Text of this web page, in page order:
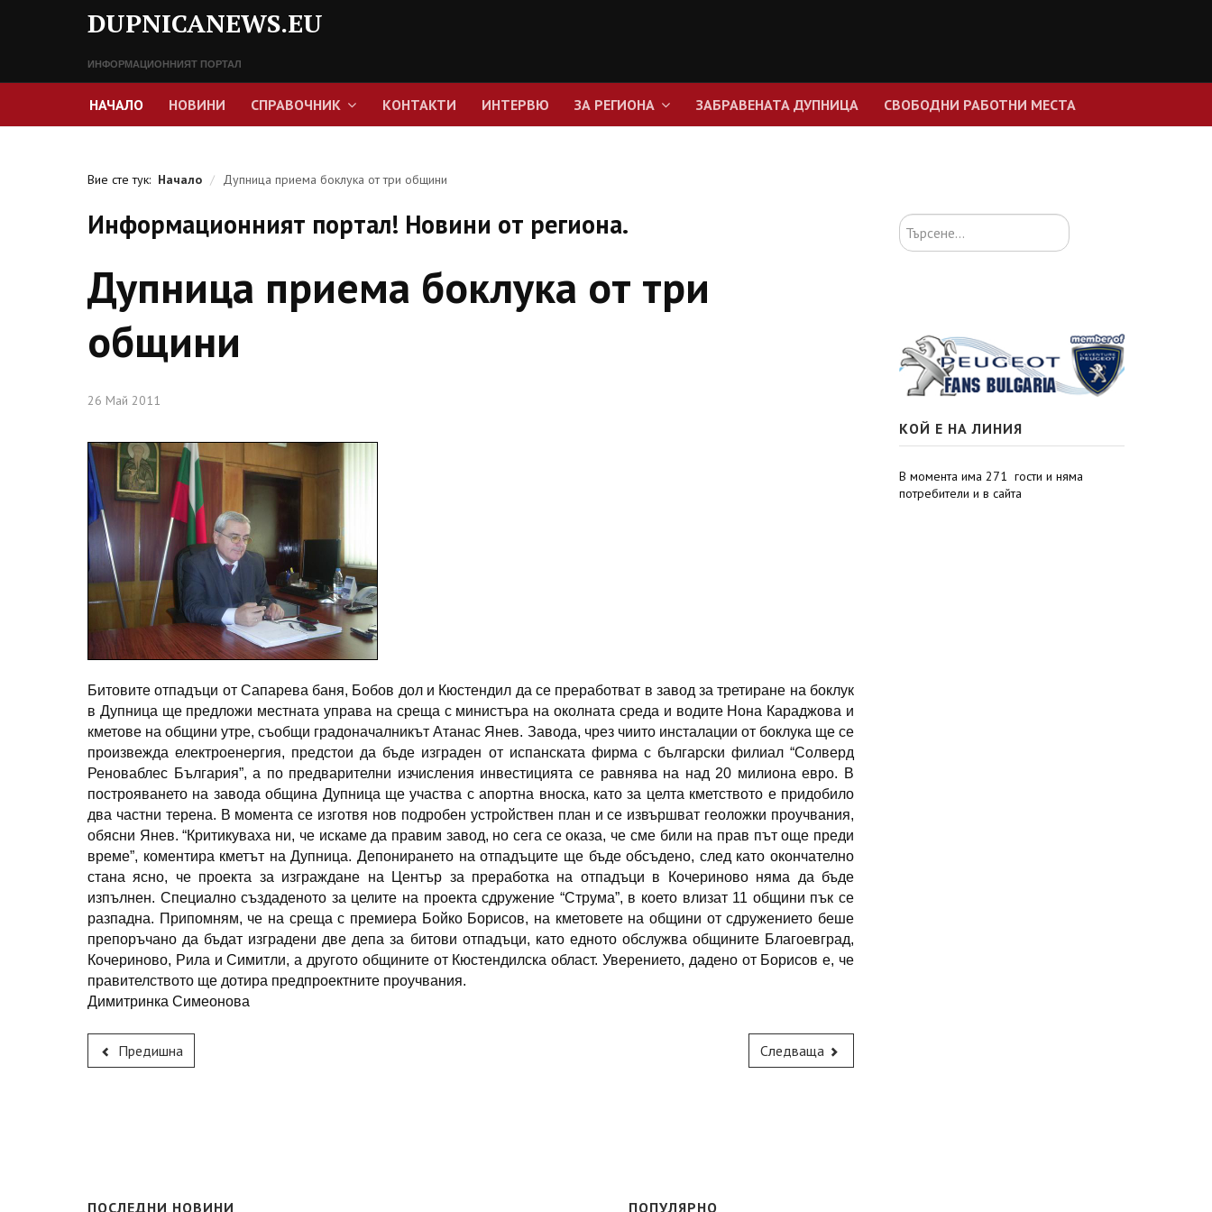
DUPNICANEWS.EU
ИНФОРМАЦИОННИЯТ ПОРТАЛ
НАЧАЛО НОВИНИ СПРАВОЧНИК КОНТАКТИ ИНТЕРВЮ ЗА РЕГИОНА ЗАБРАВЕНАТА ДУПНИЦА СВОБОДНИ РАБОТНИ МЕСТА
Вие сте тук: Начало / Дупница приема боклука от три общини
Информационният портал! Новини от региона.
Дупница приема боклука от три
общини
26 Май 2011
Битовите отпадъци от Сапарева баня, Бобов дол и Кюстендил да се преработват в завод за третиране на боклук
в Дупница ще предложи местната управа на среща с министъра на околната среда и водите Нона Караджова и
кметове на общини утре, съобщи градоначалникът Атанас Янев. Завода, чрез чиито инсталации от боклука ще се
произвежда електроенергия, предстои да бъде изграден от испанската фирма с български филиал “Солверд
Реноваблес България”, а по предварителни изчисления инвестицията се равнява на над 20 милиона евро. В
построяването на завода община Дупница ще участва с апортна вноска, като за целта кметството е придобило
два частни терена. В момента се изготвя нов подробен устройствен план и се извършват геоложки проучвания,
обясни Янев. “Критикуваха ни, че искаме да правим завод, но сега се оказа, че сме били на прав път още преди
време”, коментира кметът на Дупница. Депонирането на отпадъците ще бъде обсъдено, след като окончателно
стана ясно, че проекта за изграждане на Център за преработка на отпадъци в Кочериново няма да бъде
изпълнен. Специално създаденото за целите на проекта сдружение “Струма”, в което влизат 11 общини пък се
разпадна. Припомням, че на среща с премиера Бойко Борисов, на кметовете на общини от сдружението беше
препоръчано да бъдат изградени две депа за битови отпадъци, като едното обслужва общините Благоевград,
Кочериново, Рила и Симитли, а другото общините от Кюстендилска област. Уверението, дадено от Борисов е, че
правителството ще дотира предпроектните проучвания.
Димитринка Симеонова
Предишна Следваща
Търсене...
КОЙ Е НА ЛИНИЯ
В момента има 271 гости и няма
потребители и в сайта
ПОСЛЕДНИ НОВИНИ ПОПУЛЯРНО